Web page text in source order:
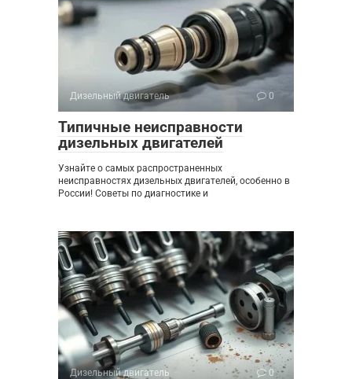
Дизельный двигатель 0
Типичные неисправности
дизельных двигателей
Узнайте о самых распространенных
неисправностях дизельных двигателей, особенно в
России! Советы по диагностике и
Дизельный двигатель 0